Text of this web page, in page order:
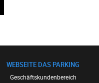
WEBSEITE DAS PARKING
Geschäftskundenbereich